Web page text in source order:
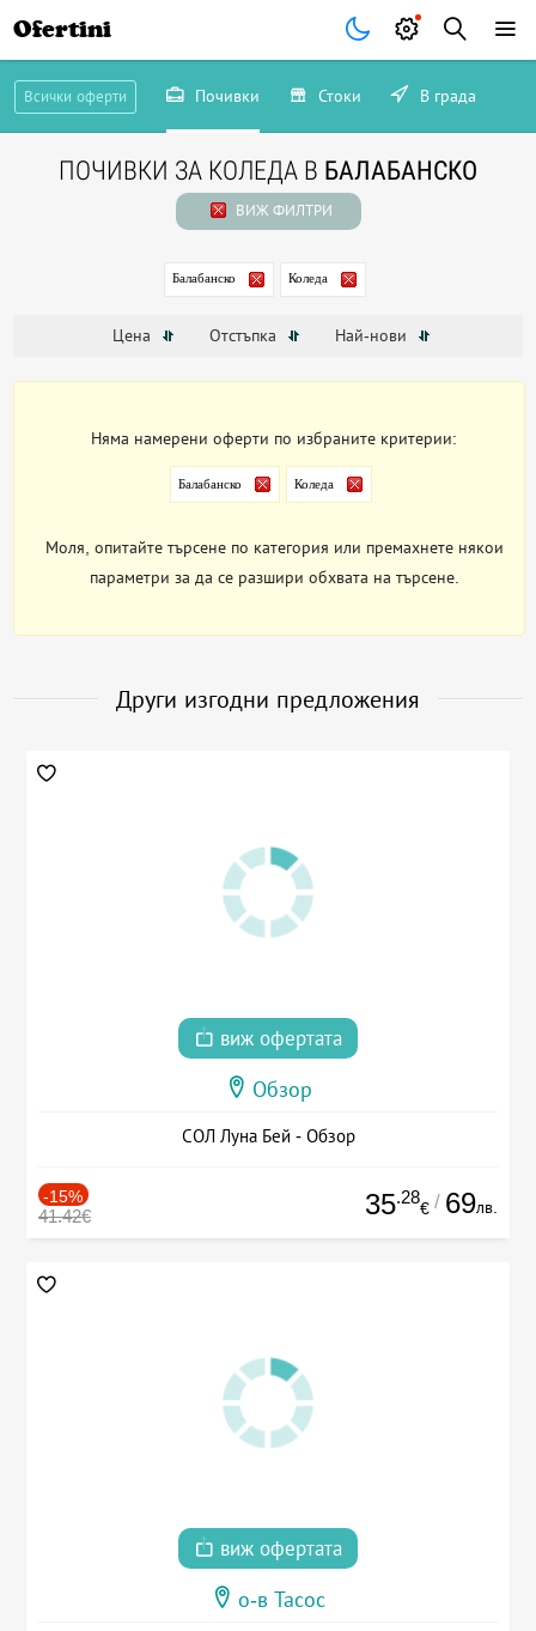
Ofertini
Всички оферти Почивки Стоки В града
ПОЧИВКИ ЗА КОЛЕДА В БАЛАБАНСКО
ВИЖ ФИЛТРИ
Балабанско Коледа
Цена Отстъпка Най-нови
Няма намерени оферти по избраните критерии:
Балабанско Коледа
Моля, опитайте търсене по категория или премахнете някои
параметри за да се разшири обхвата на търсене.
Други изгодни предложения
виж офертата
Обзор
СОЛ Луна Бей - Обзор
-15%
41.42€ 35.28
€ / 69лв.
виж офертата
о-в Тасос